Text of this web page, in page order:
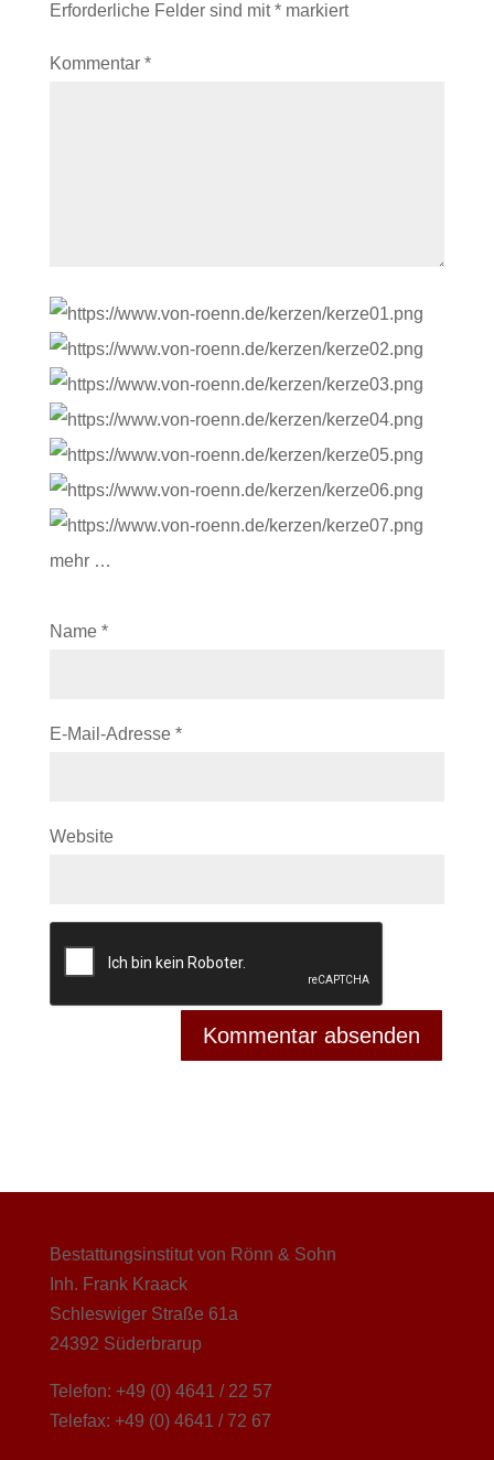
Erforderliche Felder sind mit*markiert
Kommentar *
mehr …
Name *
E-Mail-Adresse *
Website
Bestattungsinstitut von Rönn & Sohn
Inh. Frank Kraack
Schleswiger Straße 61a
24392 Süderbrarup
Telefon: +49 (0) 4641 / 22 57
Telefax: +49 (0) 4641 / 72 67